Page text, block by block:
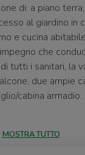
di: a piano
al giardino in
e cucina
che
tutti i sanitari, la
due ampie
cabina armadio.
MOSTRA TUTTO